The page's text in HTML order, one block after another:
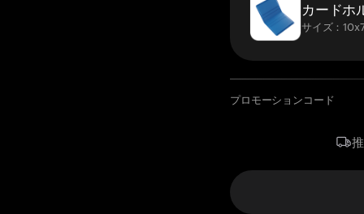
カードホ
サイズ：
プロモーションコード